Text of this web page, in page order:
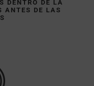
DENTRO DE LA
ANTES DE LAS